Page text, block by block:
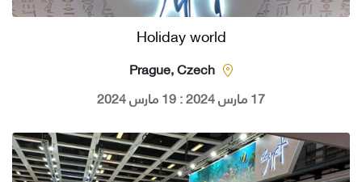
Holiday world
Prague, Czech
17 مارس 2024 : 19 مارس 2024